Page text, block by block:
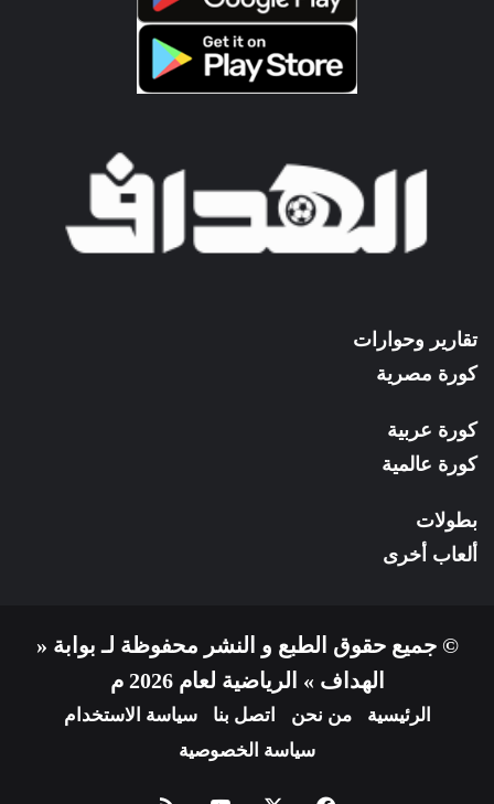
تقارير وحوارات
كورة مصرية
كورة عربية
كورة عالمية
بطولات
ألعاب أخرى
© جميع حقوق الطبع و النشر محفوظة لـ بوابة «
الهداف » الرياضية لعام 2026 م
الرئيسية من نحن اتصل بنا
سياسة الاستخدام
سياسة الخصوصية